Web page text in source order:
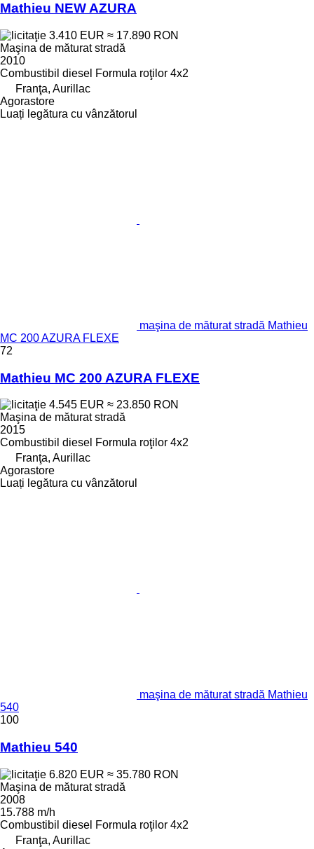
Mathieu NEW AZURA
3.410 EUR ≈ 17.890 RON
Maşina de măturat stradă
2010
Combustibil diesel Formula roţilor 4x2
Franţa, Aurillac
Agorastore
Luați legătura cu vânzătorul
maşina de măturat stradă Mathieu
MC 200 AZURA FLEXE
72
Mathieu MC 200 AZURA FLEXE
4.545 EUR ≈ 23.850 RON
Maşina de măturat stradă
2015
Combustibil diesel Formula roţilor 4x2
Franţa, Aurillac
Agorastore
Luați legătura cu vânzătorul
maşina de măturat stradă Mathieu
540
100
Mathieu 540
6.820 EUR ≈ 35.780 RON
Maşina de măturat stradă
2008
15.788 m/h
Combustibil diesel Formula roţilor 4x2
Franţa, Aurillac